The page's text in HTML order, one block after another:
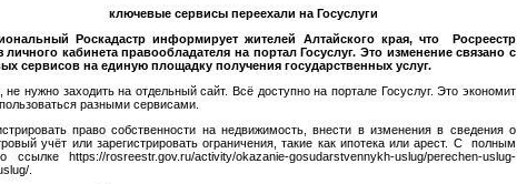
ключевые сервисы переехали на Госуслуги
Роскадастр информирует жителей Алтайского края, что Росреестр
кабинета правообладателя на портал Госуслуг. Это изменение связано с
сервисов на единую площадку получения государственных услуг.
нужно заходить на отдельный сайт. Всё доступно на портале Госуслуг. Это экономит
разными сервисами.
право собственности на недвижимость, внести в изменения в сведения о
учёт или зарегистрировать ограничения, такие как ипотека или арест. С полным
https://rosreestr.gov.ru/activity/okazanie-gosudarstvennykh-uslug/perechen-uslug-
.